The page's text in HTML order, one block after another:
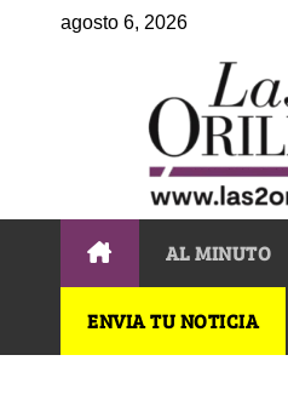
agosto 6, 2026
AL MINUTO
ENVIA TU NOTICIA